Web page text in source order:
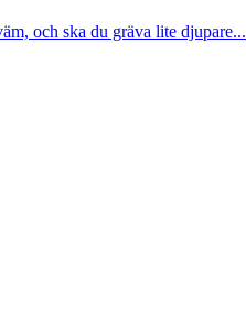
och ska du gräva lite djupare...